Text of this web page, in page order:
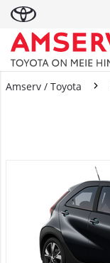
Amserv / Toyota